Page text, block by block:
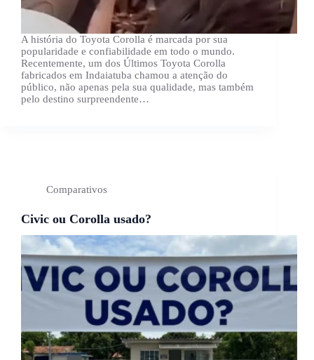
A história do Toyota Corolla é marcada por sua
popularidade e confiabilidade em todo o mundo.
Recentemente, um dos Últimos Toyota Corolla
fabricados em Indaiatuba chamou a atenção do
público, não apenas pela sua qualidade, mas também
pelo destino surpreendente…
Comparativos
Civic ou Corolla usado?